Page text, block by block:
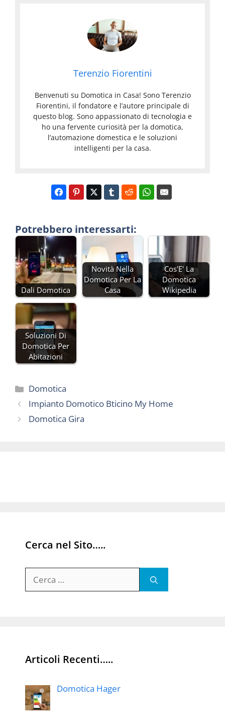
Terenzio Fiorentini
Benvenuti su Domotica in Casa! Sono Terenzio
Fiorentini, il fondatore e l’autore principale di
questo blog. Sono appassionato di tecnologia e
ho una fervente curiosità per la domotica,
l’automazione domestica e le soluzioni
intelligenti per la casa.
Potrebbero interessarti:
Dali Domotica
Novità Nella
Domotica Per La
Casa
Cos'E' La
Domotica
Wikipedia
Soluzioni Di
Domotica Per
Abitazioni
Categorie
Domotica
Impianto Domotico Bticino My Home
Domotica Gira
Cerca nel Sito…..
per:
Articoli Recenti…..
Domotica Hager